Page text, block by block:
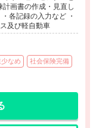
画書の作成・見直し
各記録の入力など ・
及び軽自動車
なめ 社会保険完備